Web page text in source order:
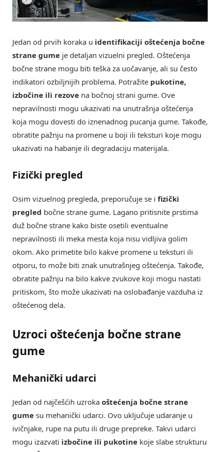
Jedan od prvih koraka u identifikaciji oštećenja bočne
strane gume je detaljan vizuelni pregled. Oštećenja
bočne strane mogu biti teška za uočavanje, ali su često
indikatori ozbiljnijih problema. Potražite pukotine,
izbočine ili rezove na bočnoj strani gume. Ove
nepravilnosti mogu ukazivati na unutrašnja oštećenja
koja mogu dovesti do iznenadnog pucanja gume. Takođe,
obratite pažnju na promene u boji ili teksturi koje mogu
ukazivati na habanje ili degradaciju materijala.
Fizički pregled
Osim vizuelnog pregleda, preporučuje se i fizički
pregled bočne strane gume. Lagano pritisnite prstima
duž bočne strane kako biste osetili eventualne
nepravilnosti ili meka mesta koja nisu vidljiva golim
okom. Ako primetite bilo kakve promene u teksturi ili
otporu, to može biti znak unutrašnjeg oštećenja. Takođe,
obratite pažnju na bilo kakve zvukove koji mogu nastati
pritiskom, što može ukazivati na oslobađanje vazduha iz
oštećenog dela.
Uzroci oštećenja bočne strane
gume
Mehanički udarci
Jedan od najčešćih uzroka oštećenja bočne strane
gume su mehanički udarci. Ovo uključuje udaranje u
ivičnjake, rupe na putu ili druge prepreke. Takvi udarci
mogu izazvati izbočine ili pukotine koje slabe strukturu